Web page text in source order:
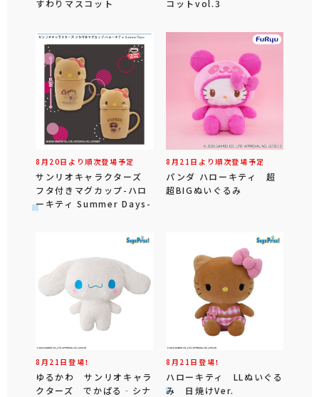
すわりマスコット
コットvol.3
8月20日より順次登場予定
サンリオキャラクターズ
フタ付きマグカップ-ハロ
ーキティ Summer Days-
8月21日より順次登場予定
パンダ ハローキティ 超
超BIGぬいぐるみ
8月21日登場！
ゆるかわ サンリオキャラ
クターズ でかぱる‐シナ
8月21日登場！
ハローキティ LLぬいぐる
み 日焼けVer.